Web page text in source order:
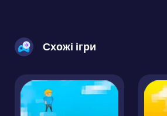
Схожі ігри